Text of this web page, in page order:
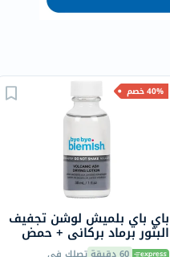
40% خصم
باي باي بلميش لوشن تجفيف
البثور برماد بركاني + حمض
الساليسيليك، 30 مل